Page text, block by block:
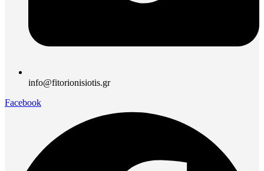
info@fitorionisiotis.gr
Facebook